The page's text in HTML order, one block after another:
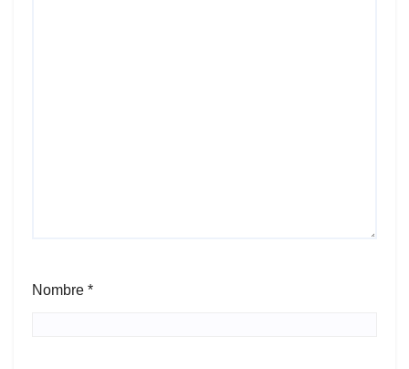
Nombre *